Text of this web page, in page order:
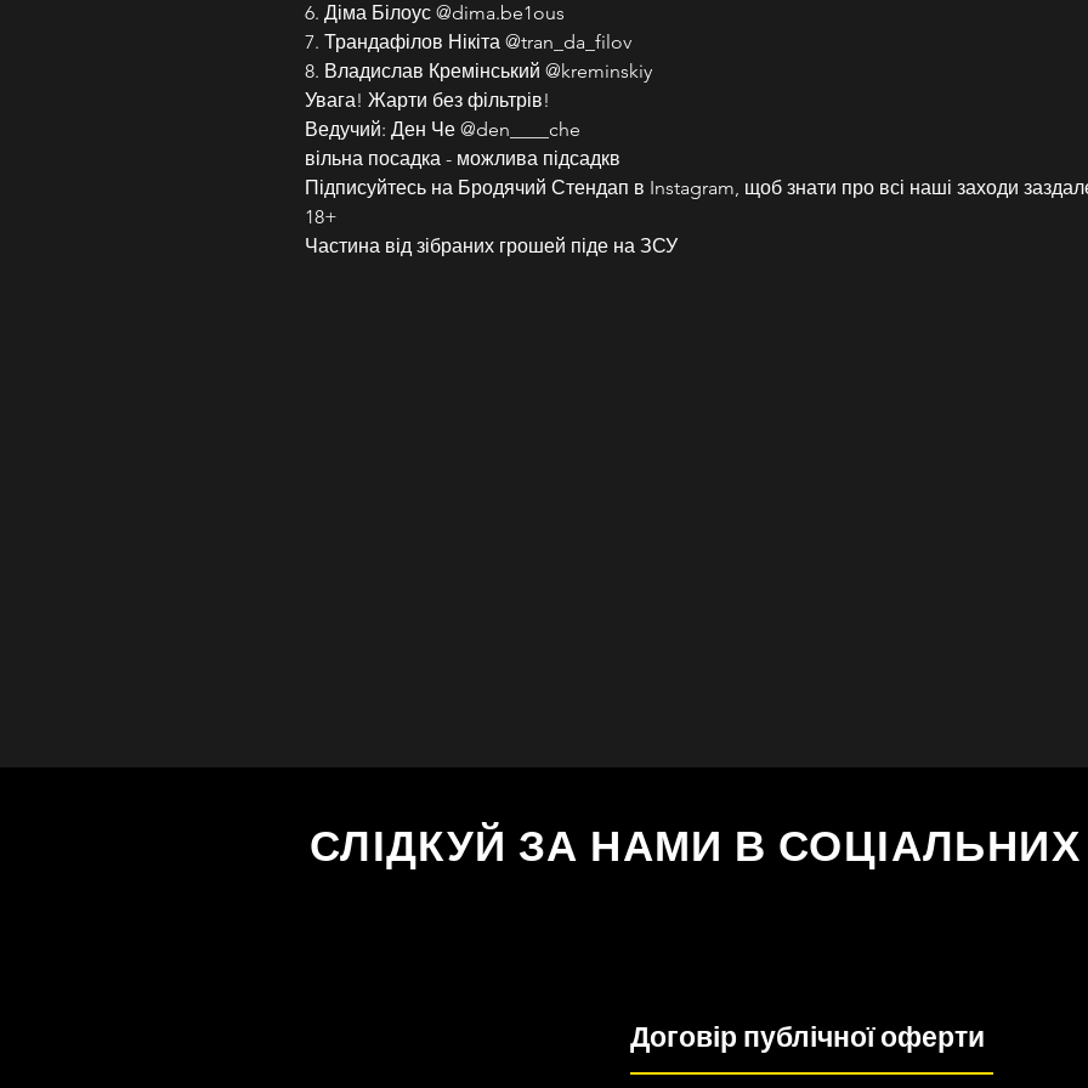
6. Діма Білоус @dima.be1ous
7. Трандафілов Нікіта @tran_da_filov
8. Владислав Кремінський @kreminskiy
Увага! Жарти без фільтрів!
Ведучий: Ден Че @den____che
вільна посадка - можлива підсадкв
Підписуйтесь на Бродячий Стендап в Instagram, щоб знати про всі наші заходи
18+
Частина від зібраних грошей піде на ЗСУ
СЛІДКУЙ ЗА НАМИ В
Договір публічної оферти